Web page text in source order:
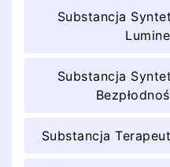
Substancja
Substancja
Substancja